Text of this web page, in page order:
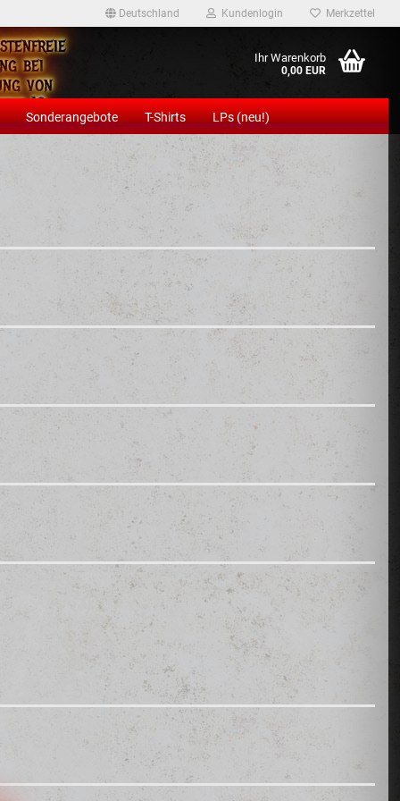
Deutschland Kundenlogin
Passwort vergessen?
Merkzettel
bei
von
12
Ihr Warenkorb
0,00 EUR
Sonderangebote T-Shirts LPs (neu!)